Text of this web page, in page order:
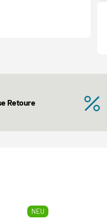
Retoure
NEU